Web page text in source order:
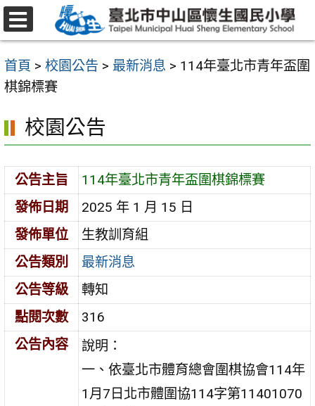
跳
至
要
內
區
首頁 > 校園公告 > 最新消息 > 114年臺北市青年盃圍
棋錦標賽
校園公告
公告主旨
114年臺北市青年盃圍棋錦標賽
發佈日期
2025 年 1 月 15 日
發佈單位
生教訓育組
公告類別
最新消息
公告等級
轉知
點閱次數
316
公告內容
說明：
一、依臺北市體育總會圍棋協會114年
1月7日北市體圍協114字第11401070
選
單